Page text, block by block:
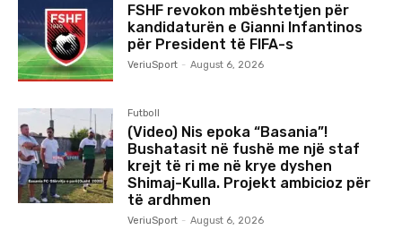
FSHF revokon mbështetjen për
kandidaturën e Gianni Infantinos
për President të FIFA-s
VeriuSport - August 6, 2026
Futboll
(Video) Nis epoka “Basania”!
Bushatasit në fushë me një staf
krejt të ri me në krye dyshen
Shimaj-Kulla. Projekt ambicioz për
të ardhmen
VeriuSport - August 6, 2026